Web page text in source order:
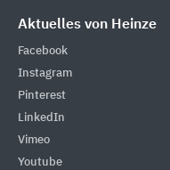
Aktuelles von Heinze
Facebook
Instagram
Pinterest
LinkedIn
Vimeo
Youtube